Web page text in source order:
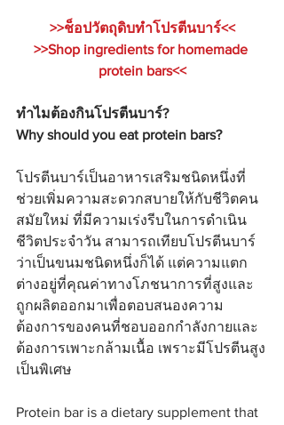
>>ช็อปวัตถุดิบทำโปรตีนบาร์<<
>>Shop ingredients for homemade
protein bars<<
ทำไมต้องกินโปรตีนบาร์?
Why should you eat protein bars?
โปรตีนบาร์เป็นอาหารเสริมชนิดหนึ่งที่
ช่วยเพิ่มความสะดวกสบายให้กับชีวิตคน
สมัยใหม่ ที่มีความเร่งรีบในการดำเนิน
ชีวิตประจำวัน สามารถเทียบโปรตีนบาร์
ว่าเป็นขนมชนิดหนึ่งก็ได้ แต่ความแตก
ต่างอยู่ที่คุณค่าทางโภชนาการที่สูงและ
ถูกผลิตออกมาเพื่อตอบสนองความ
ต้องการของคนที่ชอบออกกำลังกายและ
ต้องการเพาะกล้ามเนื้อ เพราะมีโปรตีนสูง
เป็นพิเศษ
Protein bar is a dietary supplement that